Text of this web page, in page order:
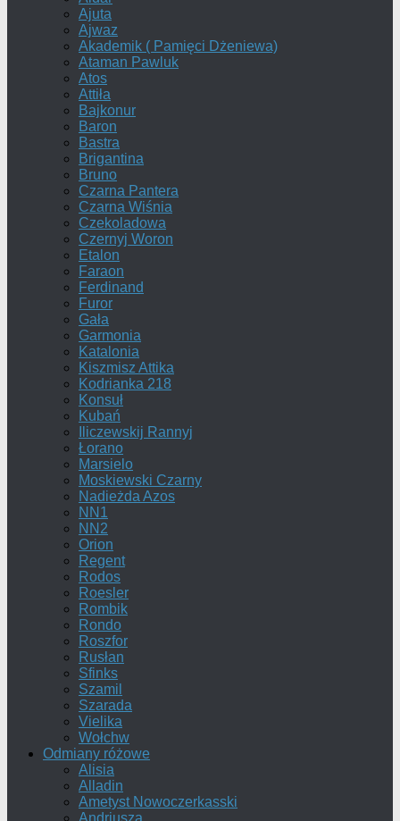
Ajuta
Ajwaz
Akademik ( Pamięci Dżeniewa)
Ataman Pawluk
Atos
Attiła
Bajkonur
Baron
Bastra
Brigantina
Bruno
Czarna Pantera
Czarna Wiśnia
Czekoladowa
Czernyj Woron
Etalon
Faraon
Ferdinand
Furor
Gała
Garmonia
Katalonia
Kiszmisz Attika
Kodrianka 218
Konsuł
Kubań
Iliczewskij Rannyj
Łorano
Marsielo
Moskiewski Czarny
Nadieżda Azos
NN1
NN2
Orion
Regent
Rodos
Roesler
Rombik
Rondo
Roszfor
Rusłan
Sfinks
Szamil
Szarada
Vielika
Wołchw
Odmiany różowe
Alisia
Alladin
Ametyst Nowoczerkasski
Andriusza